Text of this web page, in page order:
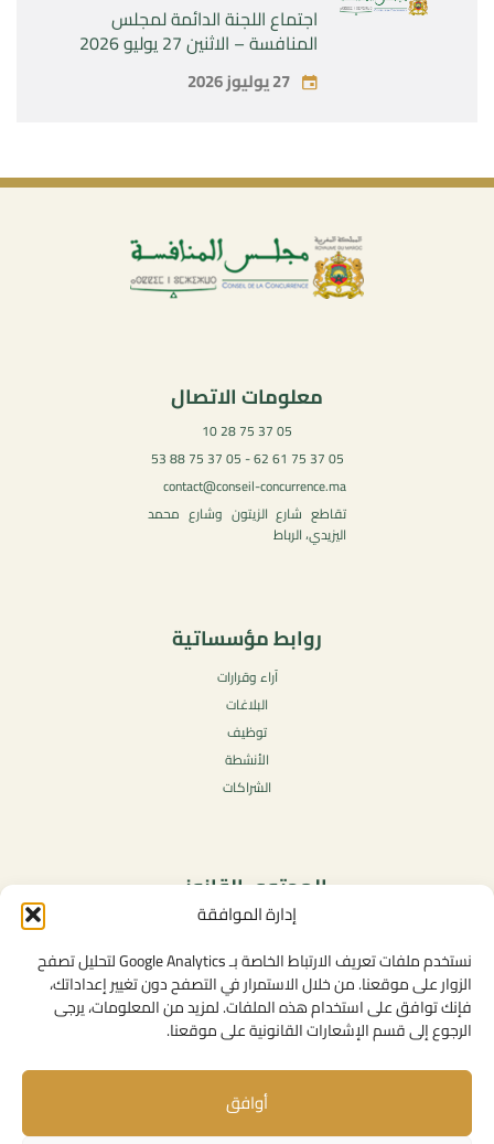
إدارة الموافقة
نستخدم ملفات تعريف الارتباط الخاصة بـ Google Analytics لتحليل تصفح
الزوار على موقعنا. من خلال الاستمرار في التصفح دون تغيير إعداداتك،
فإنك توافق على استخدام هذه الملفات. لمزيد من المعلومات، يرجى
الرجوع إلى قسم الإشعارات القانونية على موقعنا.
أوافق
اجتماع اللجنة الدائمة لمجلس
المنافسة – الاثنين 27 يوليو 2026
27 يوليوز 2026
معلومات الاتصال
05 37 75 28 10
05 37 75 61 62 - 05 37 75 88 53
contact@conseil-concurrence.ma
تقاطع شارع الزيتون وشارع محمد
اليزيدي، الرباط
روابط مؤسساتية
آراء وقرارات
البلاغات
توظيف
الأنشطة
الشراكات
المحتوى القانوني
سياسة الخصوصية
شروط الاستخدام العامة
الإشعارات القانونية
سياسة ملفات تعريف الارتباط (الكوكيز)
روابط مفيدة